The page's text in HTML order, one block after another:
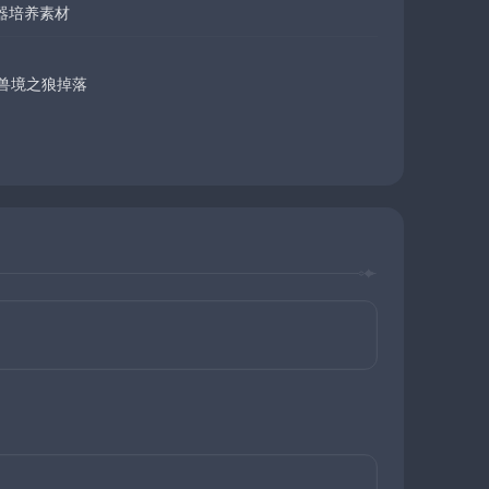
培养素材
境之狼掉落